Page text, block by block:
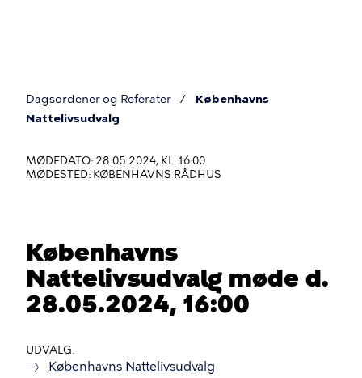
Du
her
Dagsordener og Referater
Københavns
Nattelivsudvalg
MØDEDATO: 28.05.2024, KL. 16:00
MØDESTED: KØBENHAVNS RÅDHUS
Københavns
Nattelivsudvalg møde d.
28.05.2024, 16:00
UDVALG
Københavns Nattelivsudvalg